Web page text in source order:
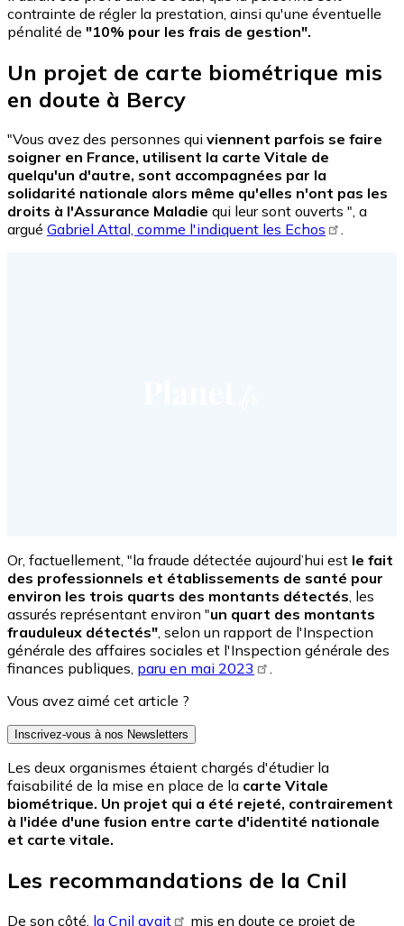
contrainte de régler la prestation, ainsi qu'une éventuelle
pénalité de "10% pour les frais de gestion".
Un projet de carte biométrique mis
en doute à Bercy
"Vous avez des personnes qui viennent parfois se faire
soigner en France, utilisent la carte Vitale de
quelqu'un d'autre, sont accompagnées par la
solidarité nationale alors même qu'elles n'ont pas les
droits à l'Assurance Maladie qui leur sont ouverts ", a
argué Gabriel Attal, comme l'indiquent les Echos .
Or, factuellement, "la fraude détectée aujourd’hui est le fait
des professionnels et établissements de santé pour
environ les trois quarts des montants détectés, les
assurés représentant environ "un quart des montants
frauduleux détectés", selon un rapport de l'Inspection
générale des affaires sociales et l'Inspection générale des
finances publiques, paru en mai 2023
.
Vous avez aimé cet article ?
Inscrivez-vous à nos Newsletters
Les deux organismes étaient chargés d'étudier la
faisabilité de la mise en place de la carte Vitale
biométrique. Un projet qui a été rejeté, contrairement
à l'idée d'une fusion entre carte d'identité nationale
et carte vitale.
Les recommandations de la Cnil
De son côté, la Cnil avait
mis en doute ce projet de